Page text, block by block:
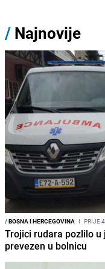
/ Najnovije
/BOSNA I HERCEGOVINA I PRIJE
Trojici rudara pozlilo u
prevezen u bolnicu